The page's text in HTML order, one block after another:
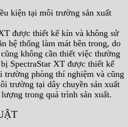
kiện tại môi trường sản xuất
được thiết kế kín và không sử
hệ thống làm mát bên trong, do
không cần thiết việc thường
SpectraStar XT được thiết kế
trường phòng thí nghiệm và cũng
trường tại dây chuyền sản xuất
trong quá trình sản xuất.